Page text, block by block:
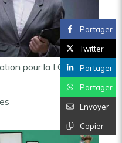
pour la LCD
Partager
Twitter
Partager
Partager
Envoyer
Copier